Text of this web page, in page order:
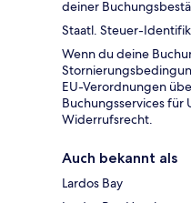
deiner
Staatl. Steuer-
Wenn du deine
EU-Verordnungen
Buchungsservices
Widerrufsrecht.
Auch bekannt als
Lardos Bay